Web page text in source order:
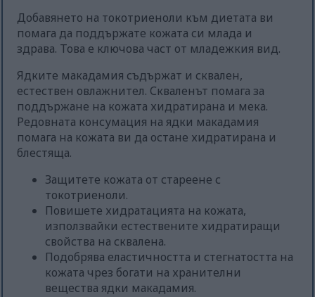
Добавянето на токотриеноли към диетата ви
помага да поддържате кожата си млада и
здрава. Това е ключова част от младежкия вид.
Ядките макадамия съдържат и сквален,
естествен овлажнител. Скваленът помага за
поддържане на кожата хидратирана и мека.
Редовната консумация на ядки макадамия
помага на кожата ви да остане хидратирана и
блестяща.
Защитете кожата от стареене с
токотриеноли.
Повишете хидратацията на кожата,
използвайки естествените хидратиращи
свойства на сквалена.
Подобрява еластичността и стегнатостта на
кожата чрез богати на хранителни
вещества ядки макадамия.